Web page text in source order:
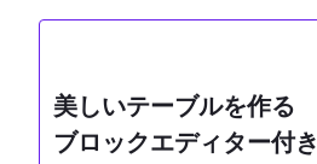
美しいテーブルを作る
ブロックエディター付き